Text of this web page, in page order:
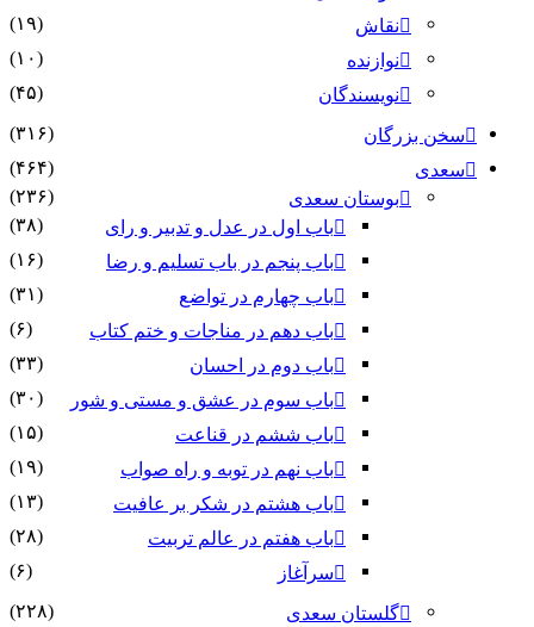
نقاش
(۱۹)
نوازنده
(۱۰)
نویسندگان
(۴۵)
سخن بزرگان
(۳۱۶)
سعدی
(۴۶۴)
بوستان سعدی
(۲۳۶)
باب اول در عدل و تدبیر و رای
(۳۸)
باب پنجم در باب تسلیم و رضا
(۱۶)
باب چهارم در تواضع
(۳۱)
باب دهم در مناجات و ختم کتاب
(۶)
باب دوم در احسان
(۳۳)
باب سوم در عشق و مستی و شور
(۳۰)
باب ششم در قناعت
(۱۵)
باب نهم در توبه و راه صواب
(۱۹)
باب هشتم در شکر بر عافیت
(۱۳)
باب هفتم در عالم تربیت
(۲۸)
سرآغاز
(۶)
گلستان سعدی
(۲۲۸)